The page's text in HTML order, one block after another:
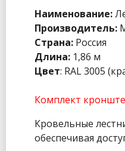
Наименование:
Производитель:
Страна: Россия
Длина: 1,86 м
Цвет: RAL 3005
Комплект
Кровельные
обеспечивая